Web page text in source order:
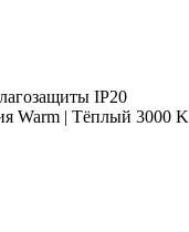
IP20
Warm | Тёплый 3000 K